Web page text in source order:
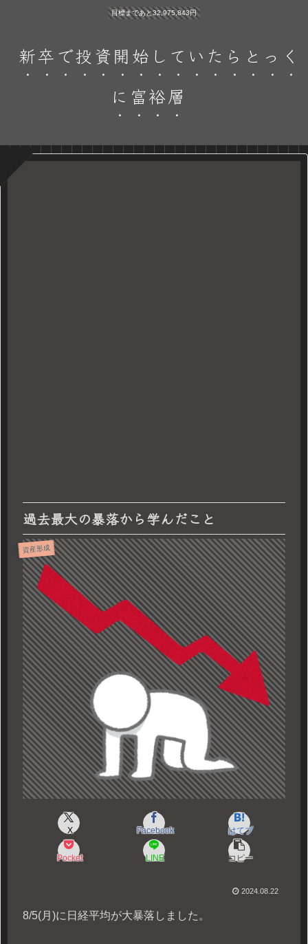
目標まであと32,975,843円
新卒で投資開始していたらとっく
に富裕層
過去最大の暴落から学んだこと
資産形成
X Facebook はてブ
Pocket LINE コピー
2024.08.22
8/5(月)に日経平均が大暴落しました。